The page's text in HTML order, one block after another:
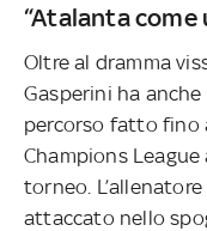
“Atalanta come
Oltre al dramma
Gasperini ha
percorso fatto fino
Champions
torneo.
attaccato nello